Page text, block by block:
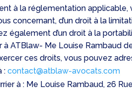
à la réglementation applicable,
concernant, d’un droit à la
également d’un droit à la
à ATBlaw- Me Louise Rambaud
ces droits, vous pouvez
:contact@atblaw-avocats.com
à : Me Louise Rambaud, 26